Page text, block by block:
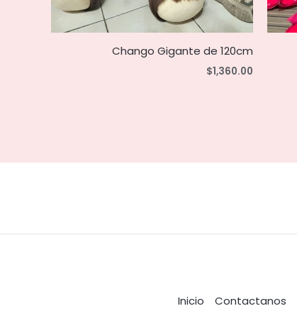
Chango Gigante de 120cm
$1,360.00
Inicio Contactanos